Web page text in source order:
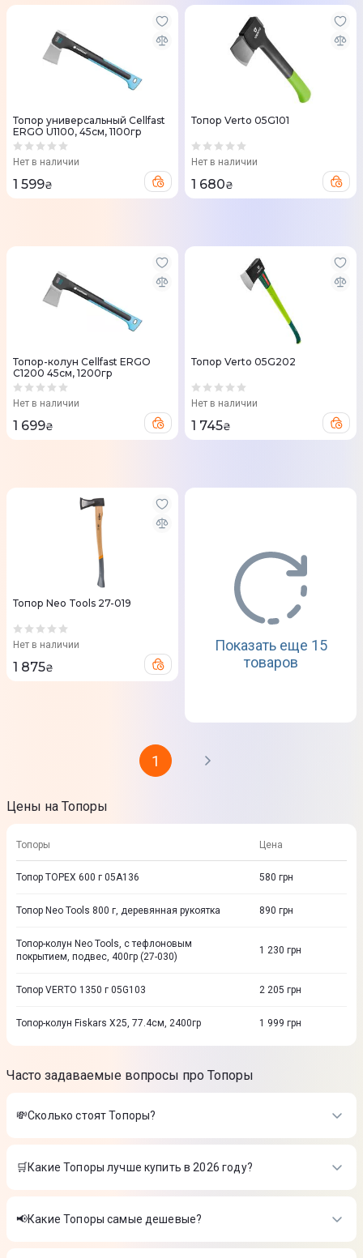
Топор универсальный Cellfast
ERGO U1100, 45см, 1100гр
Нет в наличии
1 599₴
Топор Verto 05G101
Нет в наличии
1 680₴
Топор-колун Cellfast ERGO
C1200 45см, 1200гр
Нет в наличии
1 699₴
Топор Verto 05G202
Нет в наличии
1 745₴
Топор Neo Tools 27-019
Нет в наличии
1 875₴
Показать еще 15
товаров
1
Цены на Топоры
Топоры Цена
Топор TOPEX 600 г 05A136 580 грн
Топор Neo Tools 800 г, деревянная рукоятка 890 грн
Топор-колун Neo Tools, с тефлоновым
покрытием, подвес, 400гр (27-030)
1 230 грн
Топор VERTO 1350 г 05G103 2 205 грн
Топор-колун Fiskars Х25, 77.4см, 2400гр 1 999 грн
Часто задаваемые вопросы про Топоры
💸Сколько стоят Топоры?
Цитрус
69.5см 1250 г
Топор Verto 05G201
750 ₴
🛒Какие Топоры лучше купить в 2026 году?
магазина Цитрус
Топор универсальный TOPEX рукоятка стекловолокно
📢Какие Топоры самые дешевые?